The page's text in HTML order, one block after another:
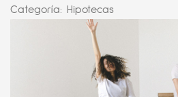
Categoría: Hipotecas